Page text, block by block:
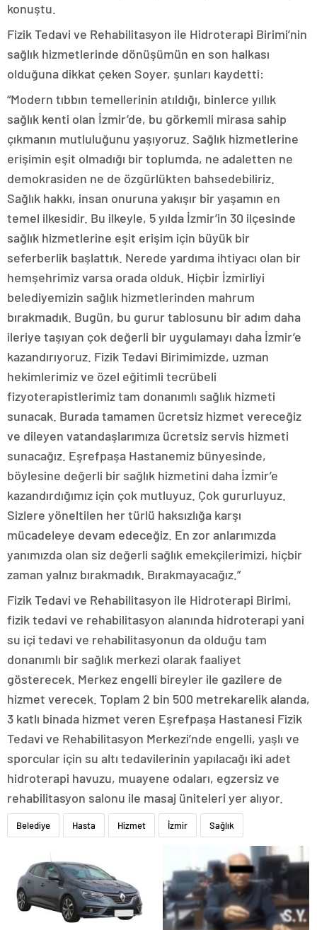
konuştu.
Fizik Tedavi ve Rehabilitasyon ile Hidroterapi Birimi’nin
sağlık hizmetlerinde dönüşümün en son halkası
olduğuna dikkat çeken Soyer, şunları kaydetti:
“Modern tıbbın temellerinin atıldığı, binlerce yıllık
sağlık kenti olan İzmir’de, bu görkemli mirasa sahip
çıkmanın mutluluğunu yaşıyoruz. Sağlık hizmetlerine
erişimin eşit olmadığı bir toplumda, ne adaletten ne
demokrasiden ne de özgürlükten bahsedebiliriz.
Sağlık hakkı, insan onuruna yakışır bir yaşamın en
temel ilkesidir. Bu ilkeyle, 5 yılda İzmir’in 30 ilçesinde
sağlık hizmetlerine eşit erişim için büyük bir
seferberlik başlattık. Nerede yardıma ihtiyacı olan bir
hemşehrimiz varsa orada olduk. Hiçbir İzmirliyi
belediyemizin sağlık hizmetlerinden mahrum
bırakmadık. Bugün, bu gurur tablosunu bir adım daha
ileriye taşıyan çok değerli bir uygulamayı daha İzmir’e
kazandırıyoruz. Fizik Tedavi Birimimizde, uzman
hekimlerimiz ve özel eğitimli tecrübeli
fizyoterapistlerimiz tam donanımlı sağlık hizmeti
sunacak. Burada tamamen ücretsiz hizmet vereceğiz
ve dileyen vatandaşlarımıza ücretsiz servis hizmeti
sunacağız. Eşrefpaşa Hastanemiz bünyesinde,
böylesine değerli bir sağlık hizmetini daha İzmir’e
kazandırdığımız için çok mutluyuz. Çok gururluyuz.
Sizlere yöneltilen her türlü haksızlığa karşı
mücadeleye devam edeceğiz. En zor anlarımızda
yanımızda olan siz değerli sağlık emekçilerimizi, hiçbir
zaman yalnız bırakmadık. Bırakmayacağız.”
Fizik Tedavi ve Rehabilitasyon ile Hidroterapi Birimi,
fizik tedavi ve rehabilitasyon alanında hidroterapi yani
su içi tedavi ve rehabilitasyonun da olduğu tam
donanımlı bir sağlık merkezi olarak faaliyet
gösterecek. Merkez engelli bireyler ile gazilere de
hizmet verecek. Toplam 2 bin 500 metrekarelik alanda,
3 katlı binada hizmet veren Eşrefpaşa Hastanesi Fizik
Tedavi ve Rehabilitasyon Merkezi’nde engelli, yaşlı ve
sporcular için su altı tedavilerinin yapılacağı iki adet
hidroterapi havuzu, muayene odaları, egzersiz ve
rehabilitasyon salonu ile masaj üniteleri yer alıyor.
Belediye Hasta Hizmet İzmir Sağlık